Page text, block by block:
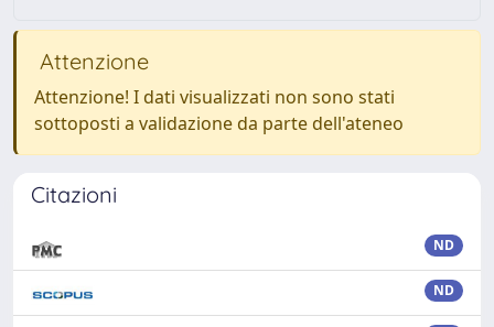
Attenzione
Attenzione! I dati visualizzati non sono stati
sottoposti a validazione da parte dell'ateneo
Citazioni
ND
ND